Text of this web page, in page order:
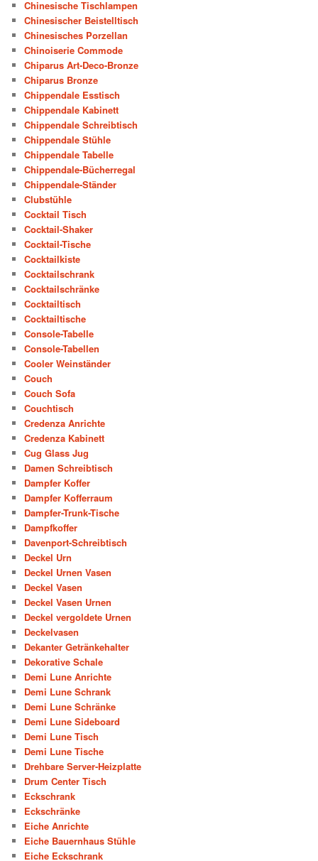
Chinesische Tischlampen
Chinesischer Beistelltisch
Chinesisches Porzellan
Chinoiserie Commode
Chiparus Art-Deco-Bronze
Chiparus Bronze
Chippendale Esstisch
Chippendale Kabinett
Chippendale Schreibtisch
Chippendale Stühle
Chippendale Tabelle
Chippendale-Bücherregal
Chippendale-Ständer
Clubstühle
Cocktail Tisch
Cocktail-Shaker
Cocktail-Tische
Cocktailkiste
Cocktailschrank
Cocktailschränke
Cocktailtisch
Cocktailtische
Console-Tabelle
Console-Tabellen
Cooler Weinständer
Couch
Couch Sofa
Couchtisch
Credenza Anrichte
Credenza Kabinett
Cug Glass Jug
Damen Schreibtisch
Dampfer Koffer
Dampfer Kofferraum
Dampfer-Trunk-Tische
Dampfkoffer
Davenport-Schreibtisch
Deckel Urn
Deckel Urnen Vasen
Deckel Vasen
Deckel Vasen Urnen
Deckel vergoldete Urnen
Deckelvasen
Dekanter Getränkehalter
Dekorative Schale
Demi Lune Anrichte
Demi Lune Schrank
Demi Lune Schränke
Demi Lune Sideboard
Demi Lune Tisch
Demi Lune Tische
Drehbare Server-Heizplatte
Drum Center Tisch
Eckschrank
Eckschränke
Eiche Anrichte
Eiche Bauernhaus Stühle
Eiche Eckschrank